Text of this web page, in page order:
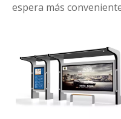
espera más